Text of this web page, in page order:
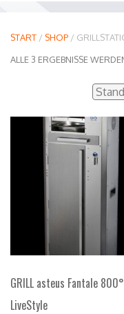
START / SHOP /
ALLE 3 ERGEBNISSE
GRILL asteus Fantale 800°
LiveStyle